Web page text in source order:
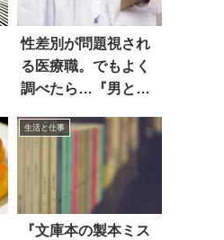
性差別が問題視され
る医療職。でもよく
調べたら…『男とか
生活と仕事
『文庫本の製本ミス